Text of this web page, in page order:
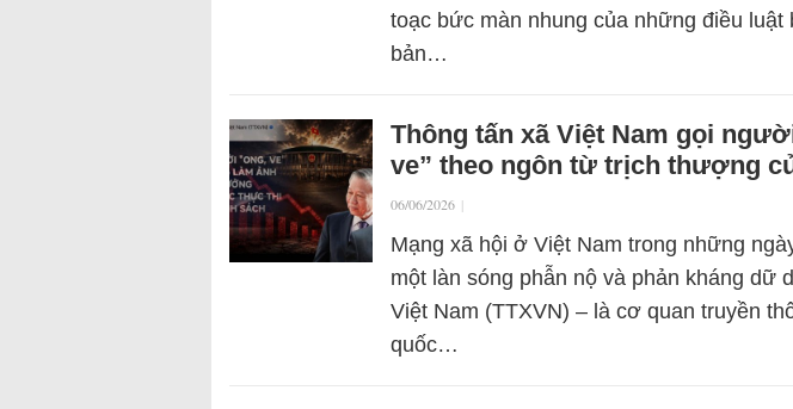
toạc bức màn nhung của những điều luật
bản…
Thông tấn xã Việt Nam gọi
ve” theo ngôn từ trịch thượng
06/06/2026 |
Mạng xã hội ở Việt Nam trong những
một làn sóng phẫn nộ và phản kháng dữ
Việt Nam (TTXVN) – là cơ quan truyền
quốc…